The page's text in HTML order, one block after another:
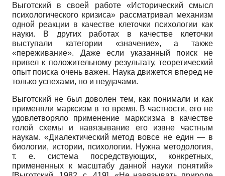
Выготский в своей работе «Исторический смысл
психологического кризиса» рассматривал механизм
одной реакции в качестве клеточки психологии как
науки. В других работах в качестве клеточки
выступали категории «значение», а также
«переживание». Даже если указанный поиск не
привел к положительному результату, теоретический
опыт поиска очень важен. Наука движется вперед не
только успехами, но и неудачами.
Выготский не был доволен тем, как понимали и как
применяли марксизм в то время. В частности, его не
удовлетворяло применение марксизма в качестве
голой схемы и навязывание его извне частным
наукам. «Диалектический метод вовсе не един — в
биологии, истории, психологии. Нужна методология,
т. е. система посредствующих, конкретных,
примененных к масштабу данной науки понятий»